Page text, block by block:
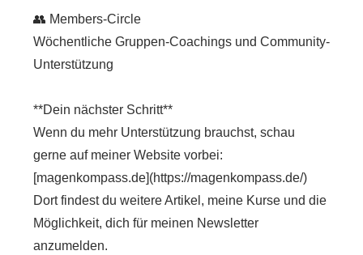
👥 Members-Circle
Wöchentliche Gruppen-Coachings und Community-
Unterstützung
**Dein nächster Schritt**
Wenn du mehr Unterstützung brauchst, schau
gerne auf meiner Website vorbei:
[magenkompass.de](https://magenkompass.de/)
Dort findest du weitere Artikel, meine Kurse und die
Möglichkeit, dich für meinen Newsletter
anzumelden.